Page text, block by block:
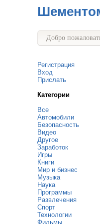
Добро
Регистрация
Вход
Прислать
Категории
Все
Автомобили
Безопасность
Видео
Другое
Заработок
Игры
Книги
Мир и бизнес
Музыка
Наука
Программы
Развлечения
Спорт
Технологии
Фильмы